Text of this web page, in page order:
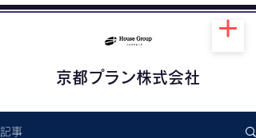
京都プラン株式会社
記事